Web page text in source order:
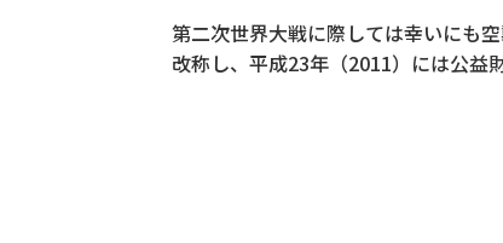
第二次世界大戦に際しては幸いにも
改称し、平成23年（2011）には公益